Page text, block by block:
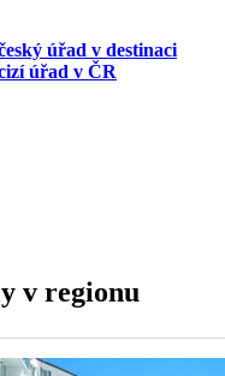
úřad v destinaci
úřad v ČR
v regionu